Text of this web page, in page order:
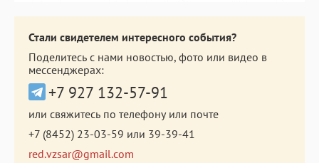
Стали свидетелем интересного события?
Поделитесь с нами новостью, фото или видео в
мессенджерах:
+7 927 132-57-91
или свяжитесь по телефону или почте
+7 (8452) 23-03-59 или 39-39-41
red.vzsar@gmail.com